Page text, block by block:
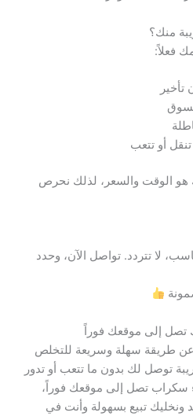
منك؟
فعلاً:
أو تتعب
الوقت والسعر، لذلك نحرص
لا تتردد. تواصل الآن، وحدد
تصل إلى موقعك فوراً
طريقة سهلة وسريعة للتخلص
توصل لك بدون ما تتعب أو تدور
سكراب تصل إلى موقعك فوراً،
ونخليك تبيع بسهولة وأنت في